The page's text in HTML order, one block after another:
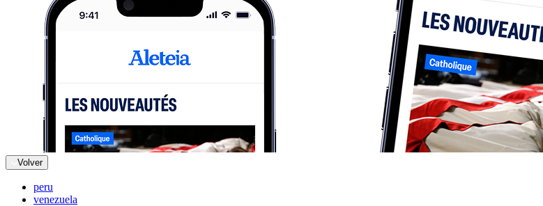
Volver
peru
venezuela